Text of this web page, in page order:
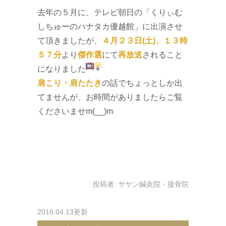
去年の５月 に、テレビ朝日の「 くりぃむ
しちゅーのハナタカ優越館 」に出演させ
て頂きましたが、
４月２３日(土)、１３時
５７分より 傑作選にて再放送されること
になりました
肩こり・肩たたきの話でちょっとしか出
てませんが、お時間がありましたらご覧
くださいませm(__)m
投稿者: サヤン鍼灸院・接骨院
2016.04.13更新